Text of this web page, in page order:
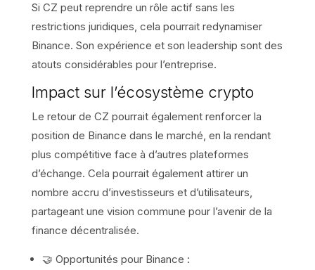
Si CZ peut reprendre un rôle actif sans les
restrictions juridiques, cela pourrait redynamiser
Binance. Son expérience et son leadership sont des
atouts considérables pour l’entreprise.
Impact sur l’écosystème crypto
Le retour de CZ pourrait également renforcer la
position de Binance dans le marché, en la rendant
plus compétitive face à d’autres plateformes
d’échange. Cela pourrait également attirer un
nombre accru d’investisseurs et d’utilisateurs,
partageant une vision commune pour l’avenir de la
finance décentralisée.
🤝 Opportunités pour Binance :